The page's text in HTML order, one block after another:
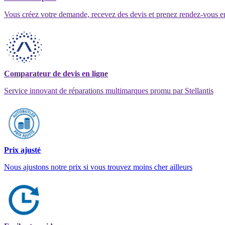
Vous créez votre demande, recevez des devis et prenez rendez-vous
Comparateur de devis en ligne
Service innovant de réparations multimarques promu par Stellantis
Prix ajusté
Nous ajustons notre prix si vous trouvez moins cher ailleurs